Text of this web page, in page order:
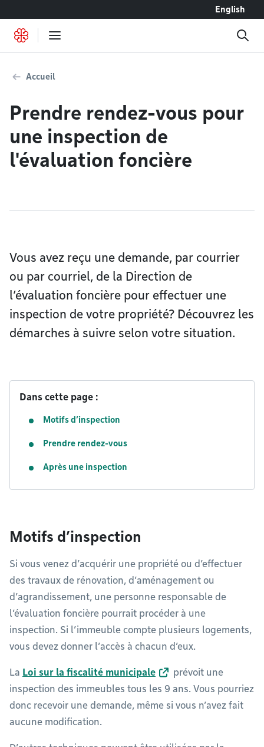
English
Accueil
Prendre rendez-vous pour
une inspection de
l'évaluation foncière
Vous avez reçu une demande, par courrier
ou par courriel, de la Direction de
l’évaluation foncière pour effectuer une
inspection de votre propriété? Découvrez les
démarches à suivre selon votre situation.
Dans cette page :
Motifs d’inspection
Prendre rendez-vous
Après une inspection
Motifs d’inspection
Si vous venez d’acquérir une propriété ou d’effectuer
des travaux de rénovation, d’aménagement ou
d’agrandissement, une personne responsable de
l’évaluation foncière pourrait procéder à une
inspection. Si l’immeuble compte plusieurs logements,
vous devez donner l’accès à chacun d’eux.
La Loi sur la fiscalité municipale
prévoit une
inspection des immeubles tous les 9 ans. Vous pourriez
donc recevoir une demande, même si vous n’avez fait
aucune modification.